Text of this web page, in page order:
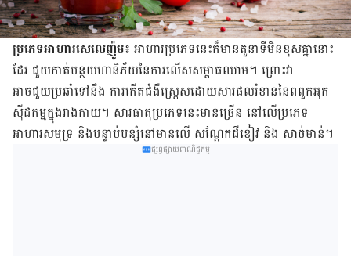
ប្រភេទអាហារសេលេញ៉ូម៖ អាហារប្រភេទនេះក៏មានតួនាទីមិនខុសគ្នានោះ
ដែរ ជួយកាត់បន្ថយហានិភ័យនៃការ​លើសសម្ពាធឈាម។ ព្រោះវា
អាចជួយប្រឆាំទៅនឹង ការកើតជំងឺស្រ្ដេសដោយសារផលរំខាននៃពពួកអុក
ស៊ីដកម្មក្នុងរាងកាយ។ សារធាតុប្រភេទនេះមានច្រើន នៅលើប្រភេទ
អាហារសមុទ្រ និងបន្ទាប់បន្សំនៅមានលើ សណ្តែកដីខៀវ និង សាច់មាន់។
ផ្សព្វផ្សាយពាណិជ្ជកម្ម